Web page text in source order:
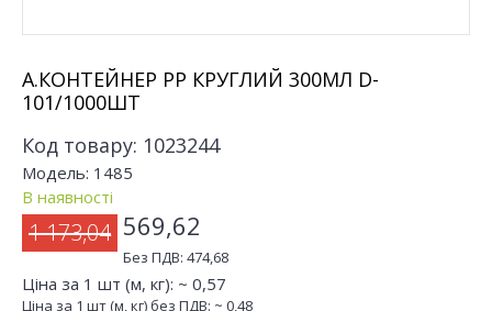
A.КОНТЕЙНЕР PP КРУГЛИЙ 300МЛ D-
101/1000ШТ
Код товару: 1023244
Модель: 1485
В наявності
1 173,04 569,62
Без ПДВ: 474,68
Ціна за 1 шт (м, кг): ~ 0,57
Ціна за 1 шт (м, кг) без ПДВ: ~ 0,48